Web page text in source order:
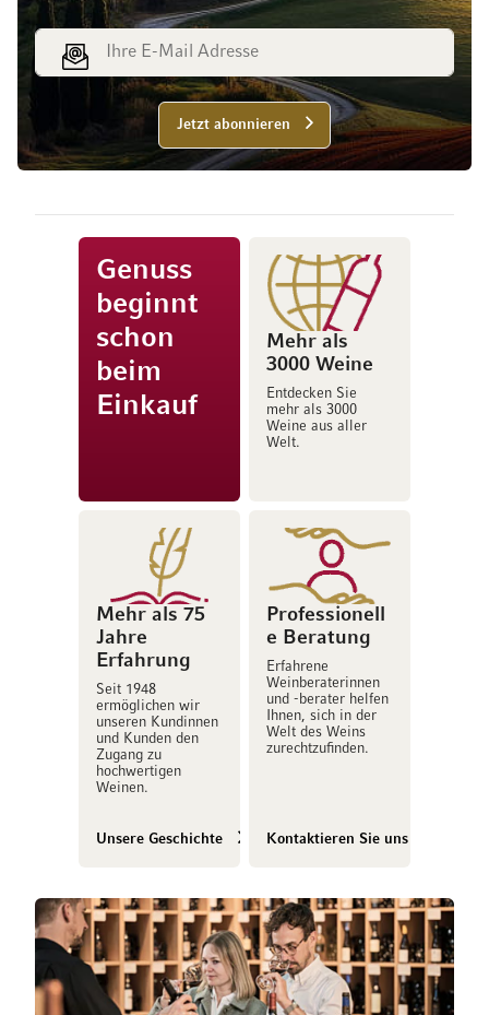
E-Mail Adresse
Jetzt abonnieren
Genuss
beginnt
schon
beim
Einkauf
Mehr als
3000 Weine
Entdecken Sie
mehr als 3000
Weine aus aller
Welt.
Mehr als 75
Jahre
Erfahrung
Seit 1948
ermöglichen wir
unseren Kundinnen
und Kunden den
Zugang zu
hochwertigen
Weinen.
Unsere Geschichte
Professionell
e Beratung
Erfahrene
Weinberaterinnen
und -berater helfen
Ihnen, sich in der
Welt des Weins
zurechtzufinden.
Kontaktieren Sie uns